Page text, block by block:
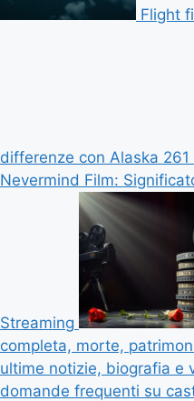
Flight
differenze con Alaska 261
Nevermind Film:
Streaming
completa, morte,
ultime notizie, biografia e
domande frequenti su